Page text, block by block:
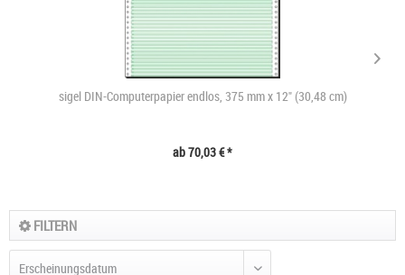
sigel DIN-Computerpapier endlos, 375 mm x 12" (30,48 cm)
ab 70,03 € *
FILTERN